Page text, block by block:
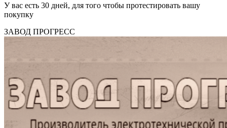
У вас есть 30 дней, для того чтобы протестировать вашу
покупку
ЗАВОД ПРОГРЕСС